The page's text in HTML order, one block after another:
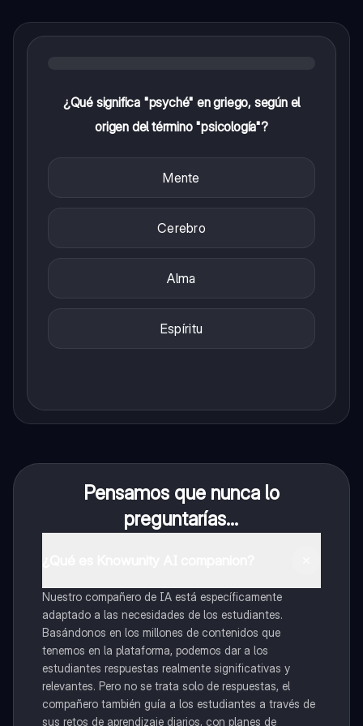
¿Qué significa "psyché" en griego, según el
origen del término "psicología"?
Mente
Cerebro
Alma
Espíritu
Pensamos que nunca lo
preguntarías...
Nuestro compañero de IA está específicamente
adaptado a las necesidades de los estudiantes.
Basándonos en los millones de contenidos que
tenemos en la plataforma, podemos dar a los
estudiantes respuestas realmente significativas y
relevantes. Pero no se trata solo de respuestas, el
compañero también guía a los estudiantes a través de
sus retos de aprendizaje diarios, con planes de